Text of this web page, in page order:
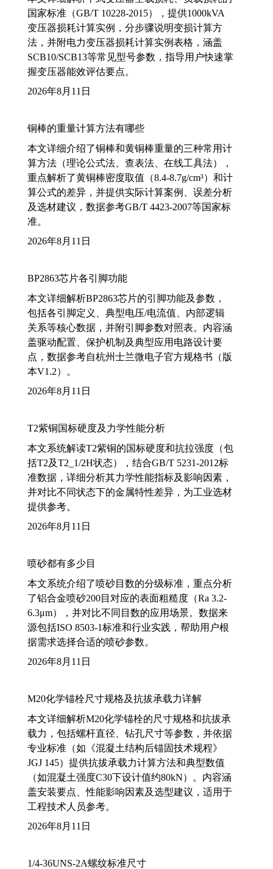
国家标准（GB/T 10228-2015），提供1000kVA
变压器损耗计算实例，分步骤说明变损计算方
法，并附电力变压器损耗计算实例表格，涵盖
SCB10/SCB13等常见型号参数，指导用户快速掌
握变压器能效评估要点。
2026年8月11日
铜棒的重量计算方法有哪些
本文详细介绍了铜棒和黄铜棒重量的三种常用计
算方法（理论公式法、查表法、在线工具法），
重点解析了黄铜棒密度取值（8.4-8.7g/cm³）和计
算公式的差异，并提供实际计算案例、误差分析
及选材建议，数据参考GB/T 4423-2007等国家标
准。
2026年8月11日
BP2863芯片各引脚功能
本文详细解析BP2863芯片的引脚功能及参数，
包括各引脚定义、典型电压/电流值、内部逻辑
关系等核心数据，并附引脚参数对照表。内容涵
盖驱动配置、保护机制及典型应用电路设计要
点，数据参考自杭州士兰微电子官方规格书（版
本V1.2）。
2026年8月11日
T2紫铜国标硬度及力学性能分析
本文系统解读T2紫铜的国标硬度和抗拉强度（包
括T2及T2_1/2H状态），结合GB/T 5231-2012标
准数据，详细分析其力学性能指标及影响因素，
并对比不同状态下的金属特性差异，为工业选材
提供参考。
2026年8月11日
喷砂都有多少目
本文系统介绍了喷砂目数的分级标准，重点分析
了铝合金喷砂200目对应的表面粗糙度（Ra 3.2-
6.3μm），并对比不同目数的应用场景。数据来
源包括ISO 8503-1标准和行业实践，帮助用户根
据需求选择合适的喷砂参数。
2026年8月11日
M20化学锚栓尺寸规格及抗拔承载力详解
本文详细解析M20化学锚栓的尺寸规格和抗拔承
载力，包括螺杆直径、钻孔尺寸等参数，并依据
专业标准（如《混凝土结构后锚固技术规程》
JGJ 145）提供抗拔承载力计算方法和典型数值
（如混凝土强度C30下设计值约80kN）。内容涵
盖安装要点、性能影响因素及选型建议，适用于
工程技术人员参考。
2026年8月11日
1/4-36UNS-2A螺纹标准尺寸